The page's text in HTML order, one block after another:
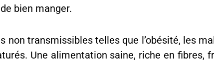
bien manger.
non transmissibles telles que l’obésité, les
Une alimentation saine, riche en